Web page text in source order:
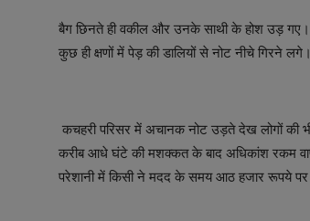
बैग छिनते ही वकील और उनके साथी के होश उड़ गए।
कुछ ही क्षणों में पेड़ की डालियों से नोट नीचे
कचहरी परिसर में अचानक नोट उड़ते देख लोगों की
करीब आधे घंटे की मशक्कत के बाद अधिकांश रकम
परेशानी में किसी ने मदद के समय आठ हजार रूपये पर